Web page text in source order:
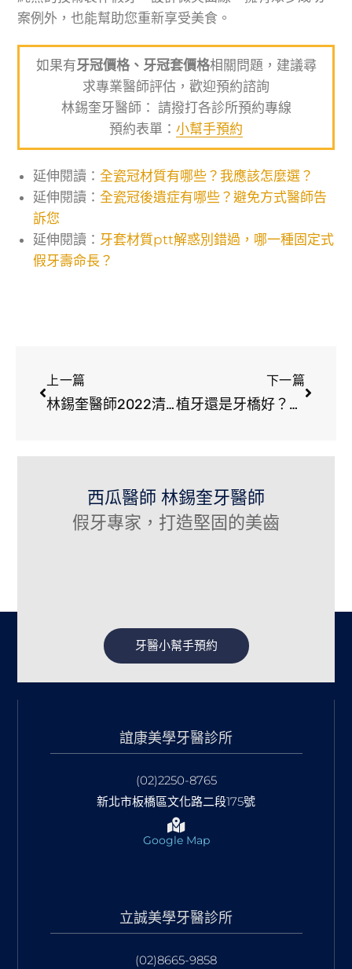
案例外，也能幫助您重新享受美食。
如果有牙冠價格、牙冠套價格相關問題，建議尋
求專業醫師評估，歡迎預約諮詢
林錫奎牙醫師： 請撥打各診所預約專線
預約表單： 小幫手預約
延伸閱讀：全瓷冠材質有哪些？我應該怎麼選？
延伸閱讀：全瓷冠後遺症有哪些？避免方式醫師告
訴您
延伸閱讀： 牙套材質ptt解惑別錯過，哪一種固定式
假牙壽命長？
上一篇
林錫奎醫師2022清明連假休診公告
下一篇
植牙還是牙橋好？讓專業醫生來說明
西瓜醫師 林錫奎牙醫師
假牙專家，打造堅固的美齒
牙醫小幫手預約
誼康美學牙醫診所
(02)2250-8765
新北市板橋區文化路二段175號
Google Map
立誠美學牙醫診所
(02)8665-9858